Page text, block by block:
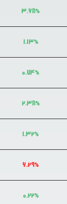
3.68%
1.13%
0.74%
2.38%
1.32%
6.29%
0.22%